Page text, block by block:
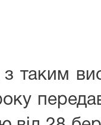
таким